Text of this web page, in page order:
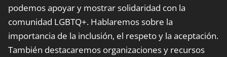
podemos apoyar y mostrar solidaridad con la
comunidad LGBTQ+. Hablaremos sobre la
importancia de la inclusión, el respeto y la aceptación.
También destacaremos organizaciones y recursos